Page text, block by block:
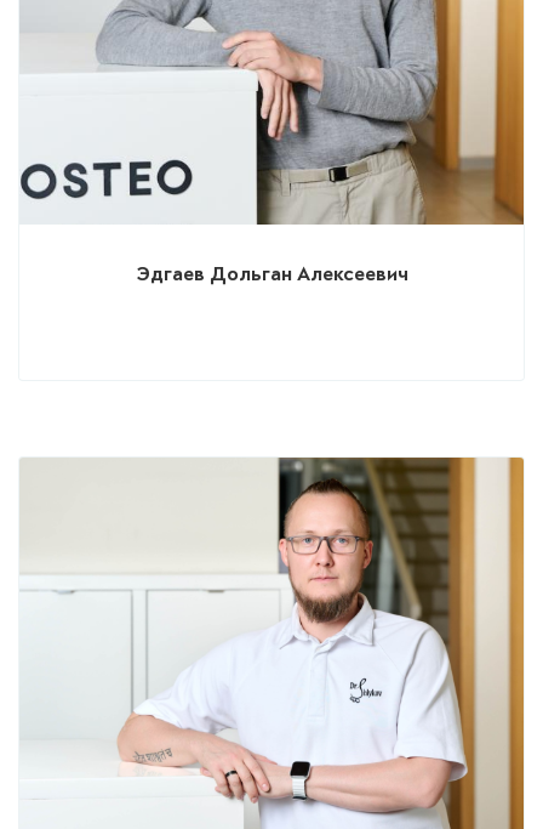
Эдгаев Дольган Алексеевич